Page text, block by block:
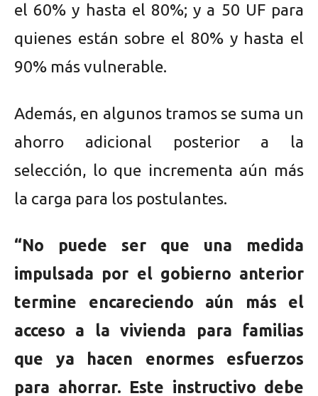
el 60% y hasta el 80%; y a 50 UF para
quienes están sobre el 80% y hasta el
90% más vulnerable.
Además, en algunos tramos se suma un
ahorro adicional posterior a la
selección, lo que incrementa aún más
la carga para los postulantes.
“No puede ser que una medida
impulsada por el gobierno anterior
termine encareciendo aún más el
acceso a la vivienda para familias
que ya hacen enormes esfuerzos
para ahorrar. Este instructivo debe